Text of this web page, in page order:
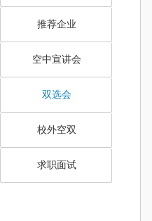
推荐企业
空中宣讲会
双选会
校外空双
求职面试